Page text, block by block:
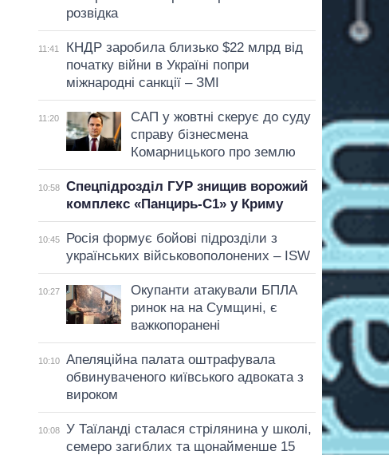
розвідка
11:41
КНДР заробила близько $22 млрд від
початку війни в Україні попри
міжнародні санкції – ЗМІ
11:20
САП у жовтні скерує до суду
справу бізнесмена
Комарницького про землю
10:58
Спецпідрозділ ГУР знищив ворожий
комплекс «Панцирь-С1» у Криму
10:45
Росія формує бойові підрозділи з
українських військовополонених – ISW
10:27
Окупанти атакували БПЛА
ринок на на Сумщині, є
важкопоранені
10:10
Апеляційна палата оштрафувала
обвинуваченого київського адвоката з
вироком
10:08
У Таїланді сталася стрілянина у школі,
семеро загиблих та щонайменше 15